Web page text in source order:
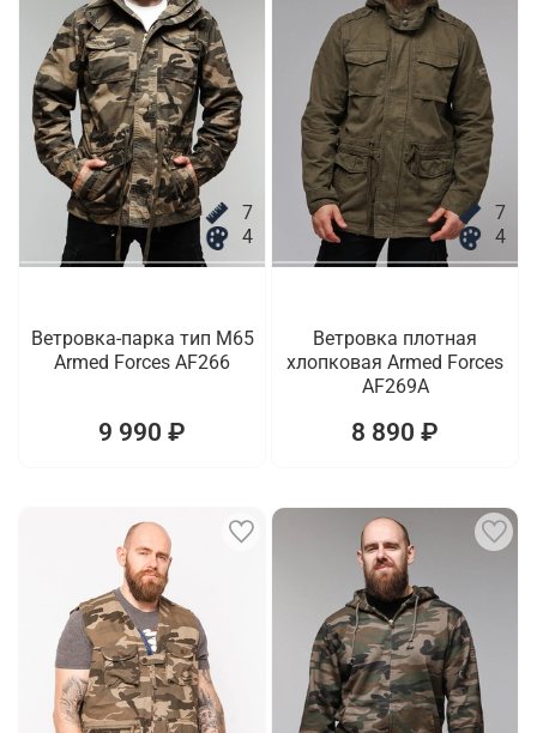
7
4
Ветровка-парка тип M65
Armed Forces AF266
9 990 ₽
7
4
Ветровка плотная
хлопковая Armed Forces
AF269A
8 890 ₽